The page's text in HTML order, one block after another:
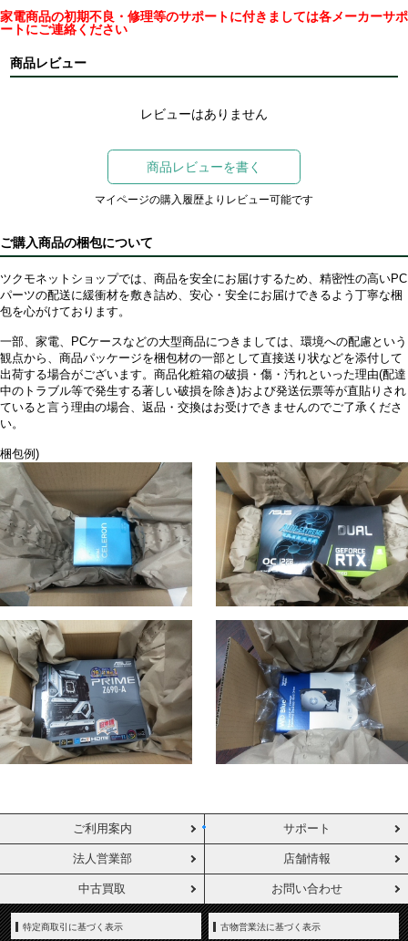
家電商品の初期不良・修理等のサポートに付きましては各メーカーサポ
ートにご連絡ください
商品レビュー
レビューはありません
商品レビューを書く
マイページの購入履歴よりレビュー可能です
ご購入商品の梱包について
ツクモネットショップでは、商品を安全にお届けするため、精密性の高いPC
パーツの配送に緩衝材を敷き詰め、安心・安全にお届けできるよう丁寧な梱
包を心がけております。
一部、家電、PCケースなどの大型商品につきましては、環境への配慮という
観点から、商品パッケージを梱包材の一部として直接送り状などを添付して
出荷する場合がございます。商品化粧箱の破損・傷・汚れといった理由(配達
中のトラブル等で発生する著しい破損を除き)および発送伝票等が直貼りされ
ていると言う理由の場合、返品・交換はお受けできませんのでご了承くださ
い。
梱包例)
ご利用案内 サポート
法人営業部 店舗情報
中古買取 お問い合わせ
特定商取引に基づく表示 古物営業法に基づく表示